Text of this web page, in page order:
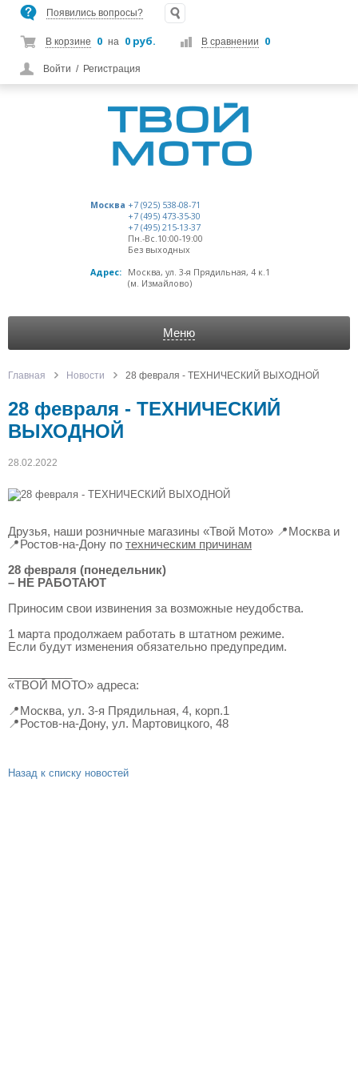
Появились вопросы?
В корзине 0 на 0 руб. В сравнении 0
Войти / Регистрация
Москва +7 (925) 538-08-71
+7 (495) 473-35-30
+7 (495) 215-13-37
Пн.-Вс.10:00-19:00
Без выходных
Адрес:
Москва, ул. 3-я Прядильная, 4 к.1
(м. Измайлово)
Меню
Главная Новости 28 февраля - ТЕХНИЧЕСКИЙ ВЫХОДНОЙ
28 февраля - ТЕХНИЧЕСКИЙ
ВЫХОДНОЙ
28.02.2022
Друзья, наши розничные магазины «Твой Мото» 📍Москва и
📍Ростов-на-Дону по техническим причинам
28 февраля (понедельник)
– НЕ РАБОТАЮТ
Приносим свои извинения за возможные неудобства.
1 марта продолжаем работать в штатном режиме.
Если будут изменения обязательно предупредим.
«ТВОЙ МОТО» адреса:
📍Москва, ул. 3-я Прядильная, 4, корп.1
📍Ростов-на-Дону, ул. Мартовицкого, 48
Назад к списку новостей